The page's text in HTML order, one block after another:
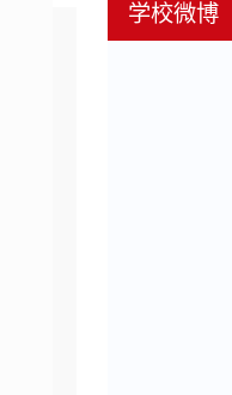
学校微博